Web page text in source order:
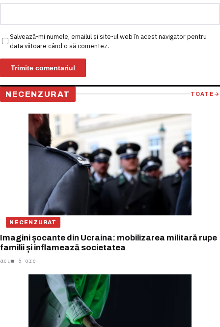
Salvează-mi numele, emailul și site-ul web în acest navigator pentru
data viitoare când o să comentez.
NECENZURAT TOATE →
NECENZURAT
Imagini șocante din Ucraina: mobilizarea militară rupe
familii și inflamează societatea
acum 5 ore